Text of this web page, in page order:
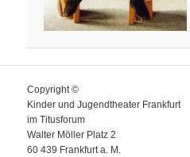
Copyright ©
Kinder und Jugendtheater Frankfurt
im Titusforum
Walter Möller Platz 2
60 439 Frankfurt a. M.